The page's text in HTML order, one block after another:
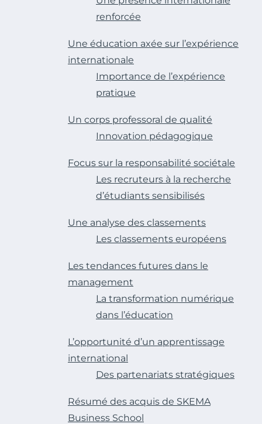
renforcée
Une éducation axée sur l’expérience
internationale
Importance de l’expérience
pratique
Un corps professoral de qualité
Innovation pédagogique
Focus sur la responsabilité sociétale
Les recruteurs à la recherche
d’étudiants sensibilisés
Une analyse des classements
Les classements européens
Les tendances futures dans le
management
La transformation numérique
dans l’éducation
L’opportunité d’un apprentissage
international
Des partenariats stratégiques
Résumé des acquis de SKEMA
Business School